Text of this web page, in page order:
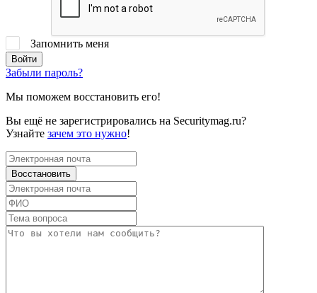
Запомнить меня
Забыли пароль?
Мы поможем восстановить его!
Вы ещё не зарегистрировались на Securitymag.ru?
Узнайте зачем это нужно!